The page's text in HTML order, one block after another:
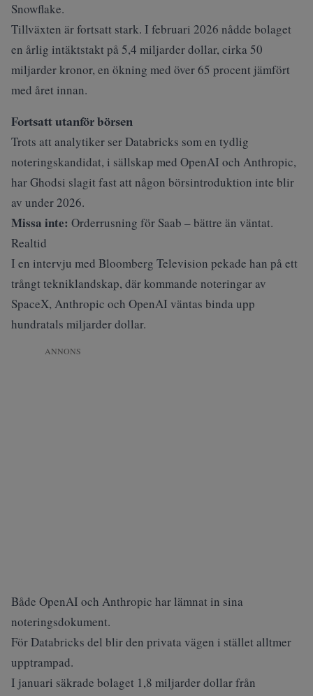
Snowflake.
Tillväxten är fortsatt stark. I februari 2026 nådde bolaget
en årlig intäktstakt på 5,4 miljarder dollar, cirka 50
miljarder kronor, en ökning med över 65 procent jämfört
med året innan.
Fortsatt utanför börsen
Trots att analytiker ser Databricks som en tydlig
noteringskandidat, i sällskap med OpenAI och Anthropic,
har Ghodsi slagit fast att någon börsintroduktion inte blir
av under 2026.
Missa inte: Orderrusning för Saab – bättre än väntat.
Realtid
I en intervju med Bloomberg Television pekade han på ett
trångt tekniklandskap, där kommande noteringar av
SpaceX, Anthropic och OpenAI väntas binda upp
hundratals miljarder dollar.
ANNONS
Både OpenAI och Anthropic har lämnat in sina
noteringsdokument.
För Databricks del blir den privata vägen i stället alltmer
upptrampad.
I januari säkrade bolaget 1,8 miljarder dollar från